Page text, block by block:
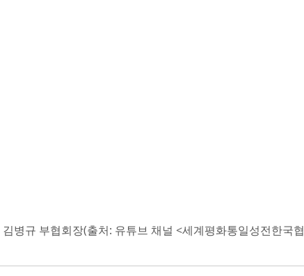
병규 부협회장(출처: 유튜브 채널 <세계평화통일성전한국협